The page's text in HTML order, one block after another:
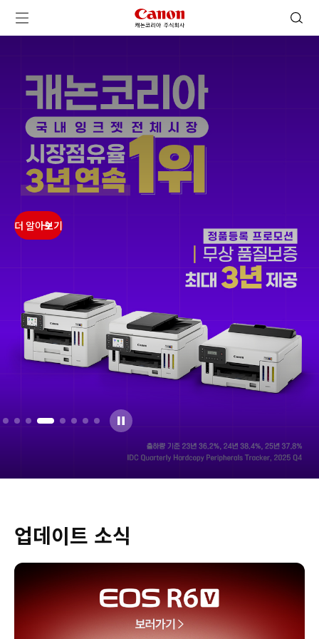
메뉴 열기 캐논코리아 주식회사 로고 검색 열기
ㅤㅤ
ㅤㅤ
ㅤㅤ
ㅤㅤ
더 알아보기
업데이트 소식